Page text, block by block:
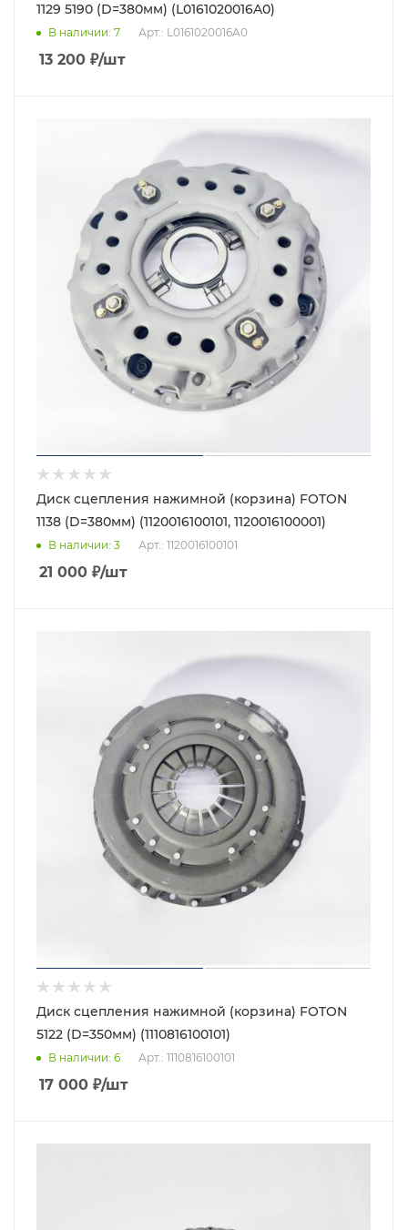
1129 5190 (D=380мм) (L0161020016A0)
В наличии: 7 Арт.: L0161020016A0
13 200 ₽/шт
Диск сцепления нажимной (корзина) FOTON
1138 (D=380мм) (1120016100101, 1120016100001)
В наличии: 3 Арт.: 1120016100101
21 000 ₽/шт
Диск сцепления нажимной (корзина) FOTON
5122 (D=350мм) (1110816100101)
В наличии: 6 Арт.: 1110816100101
17 000 ₽/шт